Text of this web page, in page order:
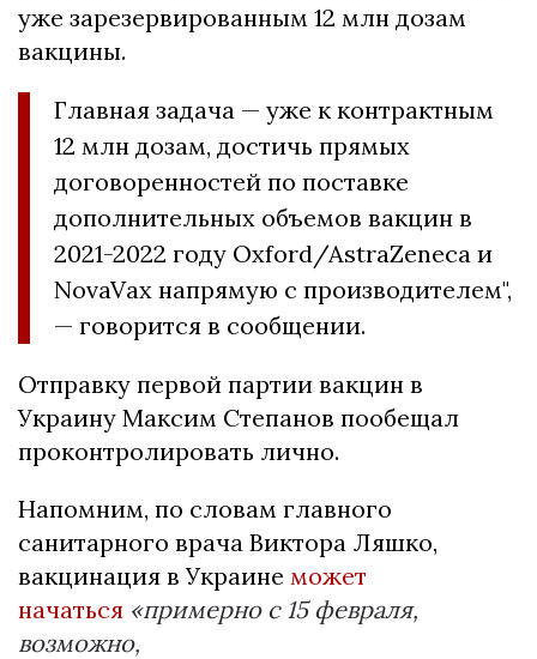
уже зарезервированным 12 млн дозам
вакцины.
Главная задача — уже к контрактным
12 млн дозам, достичь прямых
договоренностей по поставке
дополнительных объемов вакцин в
2021-2022 году Oxford/AstraZeneca и
NovaVax напрямую с производителем",
— говорится в сообщении.
Отправку первой партии вакцин в
Украину Максим Степанов пообещал
проконтролировать лично.
Напомним, по словам главного
санитарного врача Виктора Ляшко,
вакцинация в Украине может
начаться «примерно с 15 февраля,
возможно,